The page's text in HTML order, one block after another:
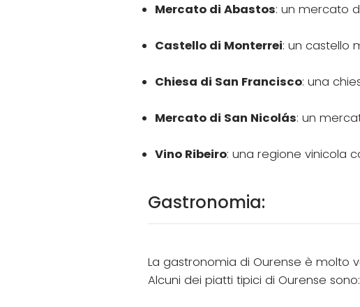
Mercato di Abastos: un mercato
Castello di Monterrei: un castello
Chiesa di San Francisco: una
Mercato di San Nicolás: un
Vino Ribeiro: una regione vinicola
Gastronomia:
La gastronomia di Ourense è molto
Alcuni dei piatti tipici di Ourense sono: